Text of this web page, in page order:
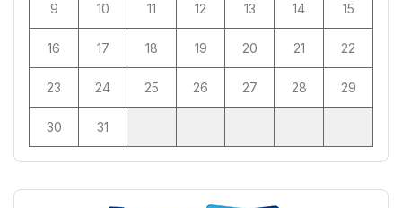
9 10 11 12 13 14 15
16 17 18 19 20 21 22
23 24 25 26 27 28 29
30 31